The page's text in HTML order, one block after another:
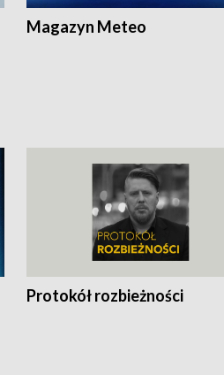
Magazyn Meteo
Protokół rozbieżności